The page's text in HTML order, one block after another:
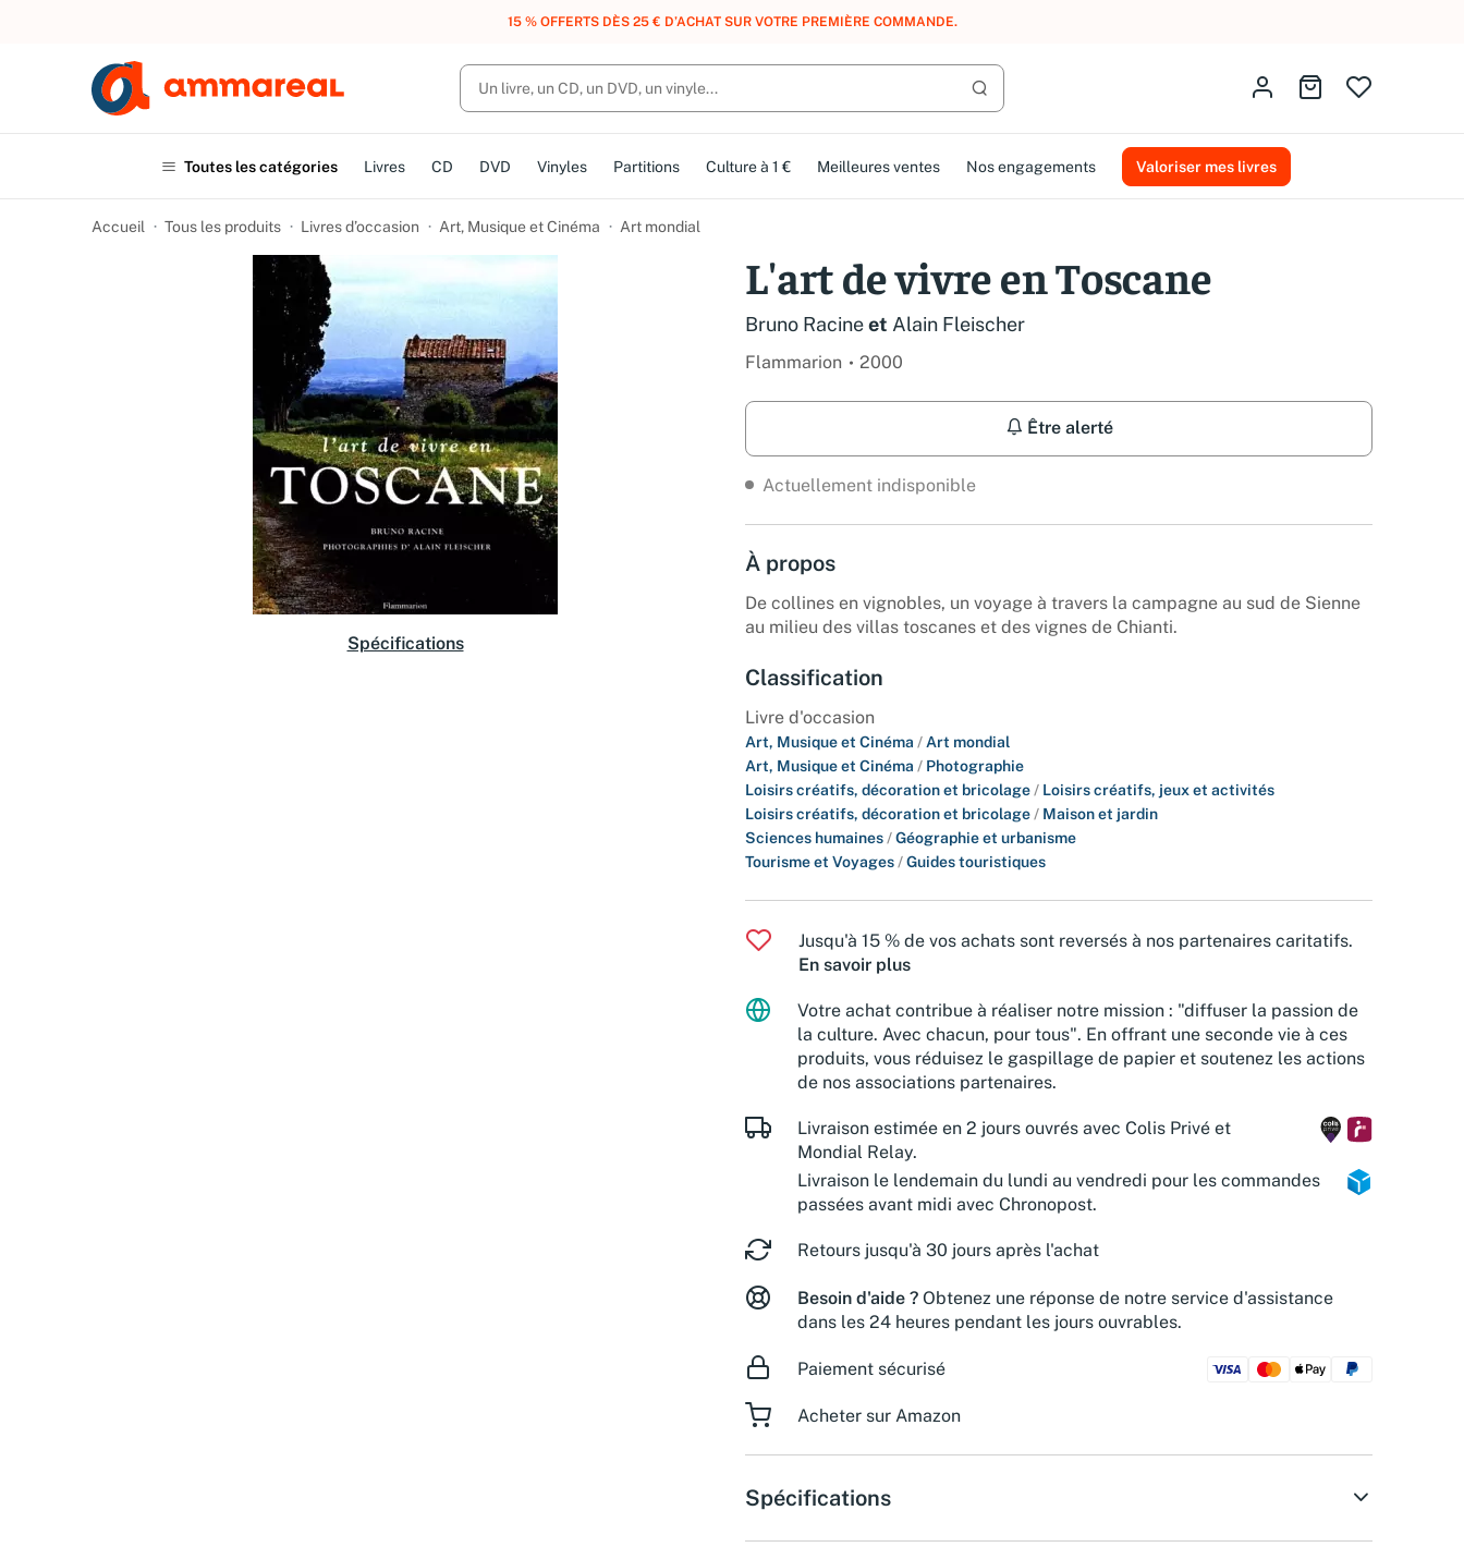
UN ACHAT, DES POINTS, DES RÉCOMPENSES :REJOIGNEZ GRATUITEMENT LE CLUB AMMAREAL.
Lancer la recherche
Identifiez-vousAller au panier
Toutes les catégories Livres CD DVD Vinyles Partitions Culture à 1 € Meilleures ventes Nos engagements Valoriser mes livres
Accueil Tous les produits Livres d’occasion Art, Musique et Cinéma Art mondial
Spécifications
L'art de vivre en Toscane
Bruno Racineet Alain Fleischer
Flammarion 2000
Être alerté
Actuellement indisponible
À propos
De collines en vignobles, un voyage à travers la campagne au sud de Sienne
au milieu des villas toscanes et des vignes de Chianti.
Classification
Livre d'occasion
Art, Musique et Cinéma / Art mondial
Art, Musique et Cinéma / Photographie
Loisirs créatifs, décoration et bricolage / Loisirs créatifs, jeux et activités
Loisirs créatifs, décoration et bricolage / Maison et jardin
Sciences humaines /Géographie et urbanisme
Tourisme et Voyages /Guides touristiques
Jusqu'à 15 % de vos achats sont reversés à nos partenaires caritatifs.
En savoir plus
Votre achat contribue à réaliser notre mission : "diffuser la passion de
la culture. Avec chacun, pour tous". En offrant une seconde vie à ces
produits, vous réduisez le gaspillage de papier et soutenez les actions
de nos associations partenaires.
Livraison estimée en 2 jours ouvrés avec Colis Privé et
Mondial Relay.
Livraison le lendemain du lundi au vendredi pour les commandes
passées avant midi avec Chronopost.
Retours jusqu'à 30 jours après l'achat
Besoin d'aide ? Obtenez une réponse de notre service d'assistance
dans les 24 heures pendant les jours ouvrables.
Paiement sécurisé
Acheter sur Amazon
Spécifications